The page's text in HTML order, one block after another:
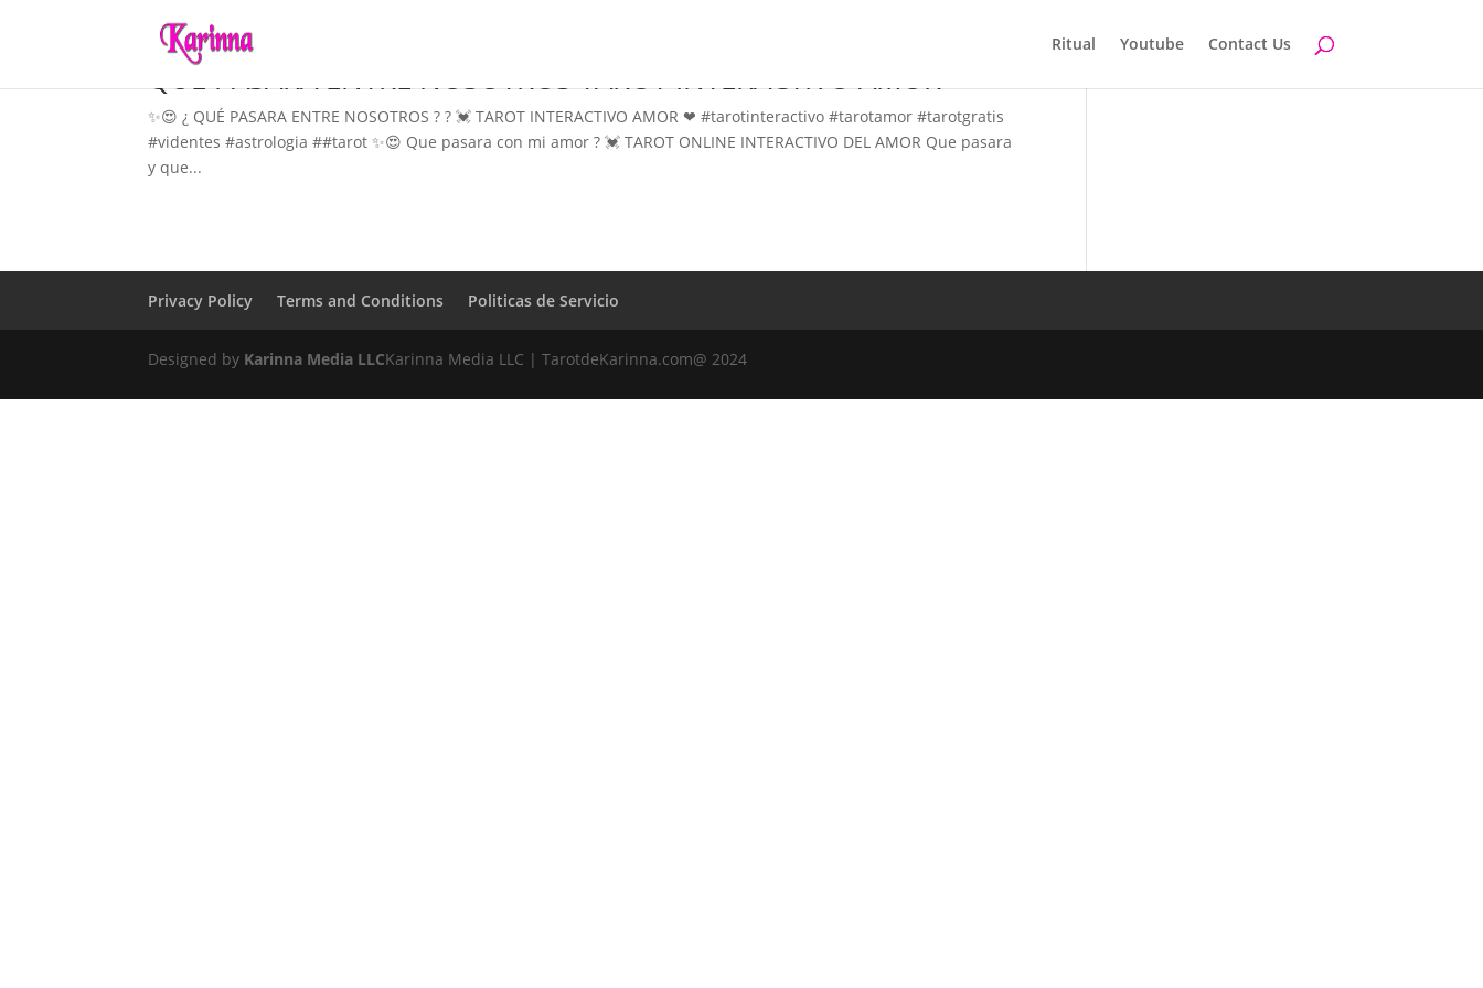
Ritual Youtube Contact Us
QUÉ PASARA ENTRE NOSOTROS TAROT INTERACTIVO AMOR
✨😍 ¿ QUÉ PASARA ENTRE NOSOTROS ? ? 💓 TAROT INTERACTIVO AMOR ❤ #tarotinteractivo #tarotamor #tarotgratis
#videntes #astrologia ##tarot ✨😍 Que pasara con mi amor ? 💓 TAROT ONLINE INTERACTIVO DEL AMOR Que pasara
y que...
Privacy Policy Terms and Conditions Politicas de Servicio
Karinna Media LLC | TarotdeKarinna.com@ 2024
Designed by Karinna Media LLC